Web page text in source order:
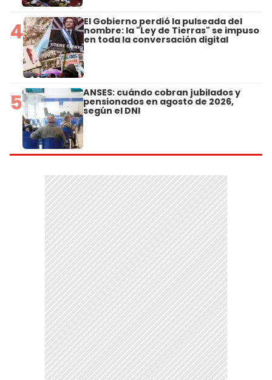
4 El Gobierno perdió la pulseada del
nombre: la "Ley de Tierras" se impuso
en toda la conversación digital
5 ANSES: cuándo cobran jubilados y
pensionados en agosto de 2026,
según el DNI